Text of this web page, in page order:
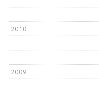
2010
2009